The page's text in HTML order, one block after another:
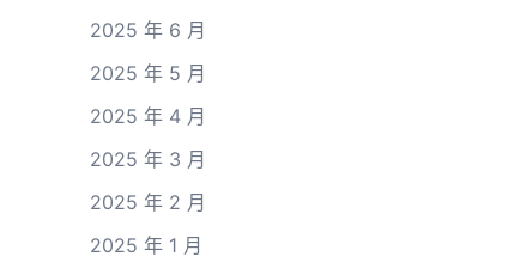
2025 年 6 月
2025 年 5 月
2025 年 4 月
2025 年 3 月
2025 年 2 月
2025 年 1 月